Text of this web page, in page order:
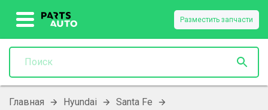
Разместить запчасти
Главная Hyundai
Santa Fe